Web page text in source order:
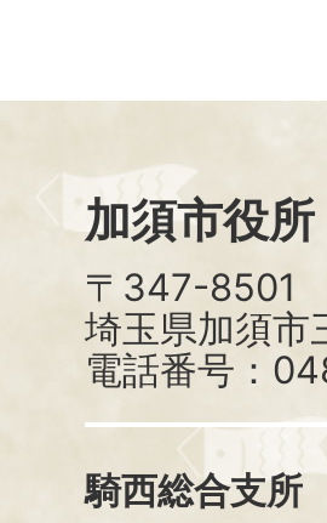
加須市役所
〒347-8501
埼玉県加須市
電話番号：
騎西総合支所